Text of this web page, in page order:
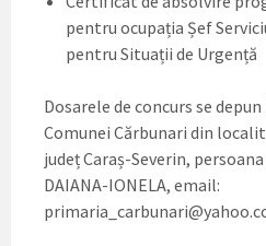
pentru ocupația Șef
pentru Situații de Urgență
Dosarele de concurs se
Comunei Cărbunari din
județ Caraș-Severin,
DAIANA-IONELA, email: